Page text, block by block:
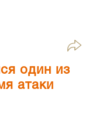
один из
атаки